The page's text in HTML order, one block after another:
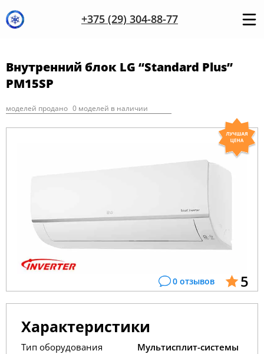
+375 (29) 304-88-77
Внутренний блок LG “Standard Plus”
PM15SP
моделей продано 0 моделей в наличии
0 отзывов 5
Характеристики
Тип оборудования
Мультисплит-системы